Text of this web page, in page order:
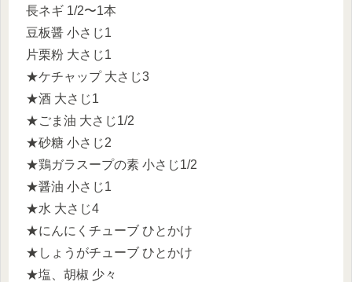
長ネギ 1/2〜1本
豆板醤 小さじ1
片栗粉 大さじ1
★ケチャップ 大さじ3
★酒 大さじ1
★ごま油 大さじ1/2
★砂糖 小さじ2
★鶏ガラスープの素 小さじ1/2
★醤油 小さじ1
★水 大さじ4
★にんにくチューブ ひとかけ
★しょうがチューブ ひとかけ
★塩、胡椒 少々